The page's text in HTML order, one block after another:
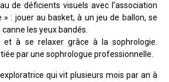
de déficients visuels avec l’association
» : jouer au basket, à un jeu de ballon, se
canne les yeux bandés.
et à se relaxer grâce à la sophrologie.
par une sophrologue professionnelle.
qui vit plusieurs mois par an à